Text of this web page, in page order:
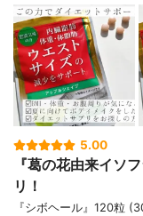
5.00
『葛の花由来イソ
リ！
『シボヘール』120粒